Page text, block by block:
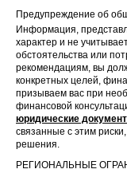
Предупреждение об
Информация,
характер и не
обстоятельства или
рекомендациям, вы
конкретных целей,
призываем вас при
финансовой
юридические
связанные с этим
решения.
РЕГИОНАЛЬНЫЕ